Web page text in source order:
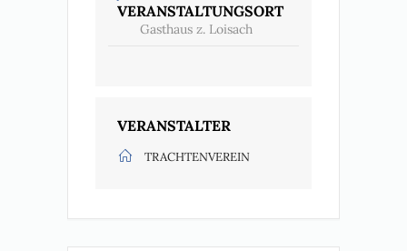
VERANSTALTUNGSORT
Gasthaus z. Loisach
VERANSTALTER
TRACHTENVEREIN